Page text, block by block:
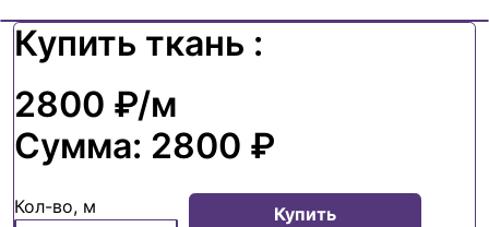
Купить ткань :
2800 ₽/м
Сумма: 2800 ₽
Кол-во, м Купить